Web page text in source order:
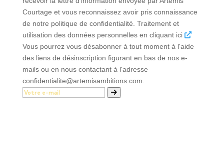
Courtage et vous reconnaissez avoir pris connaissance
de notre politique de confidentialité. Traitement et
utilisation des données personnelles en cliquant ici
Vous pourrez vous désabonner à tout moment à l'aide
des liens de désinscription figurant en bas de nos e-
mails ou en nous contactant à l'adresse
confidentialite@artemisambitions.com.